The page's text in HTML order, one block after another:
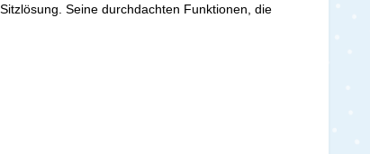
Seine durchdachten Funktionen, die